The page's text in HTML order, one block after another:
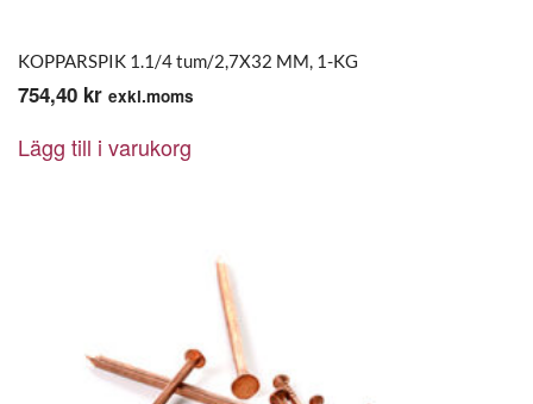
KOPPARSPIK 1.1/4 tum/2,7X32 MM, 1-KG
754,40 kr exkl.moms
Lägg till i varukorg